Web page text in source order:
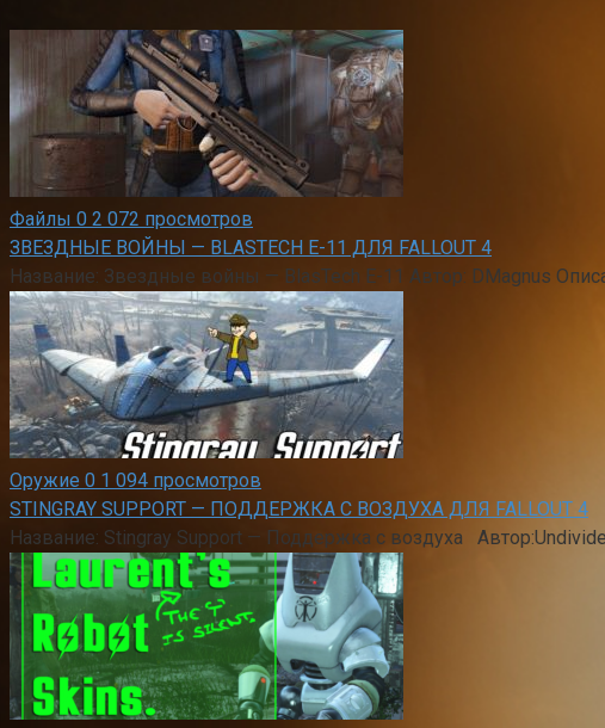
Файлы 0 2 072 просмотров
ЗВЕЗДНЫЕ ВОЙНЫ — BLASTECH Е-11 ДЛЯ FALLOUT 4
Название: Звездные войны — BlasTech Е-11 Автор: DMagnus
Оружие 0 1 094 просмотров
STINGRAY SUPPORT — ПОДДЕРЖКА С ВОЗДУХА ДЛЯ FALLOUT 4
Название: Stingray Support — Поддержка с воздуха